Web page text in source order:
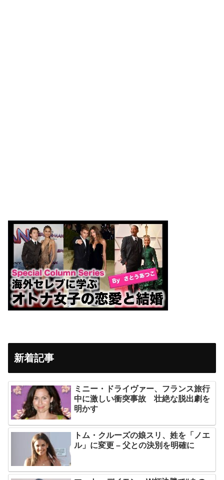
新着記事
ミニー・ドライヴァー、フランス旅行
中に激しい衝突事故 壮絶な脱出劇を
明かす
トム・クルーズの娘スリ、姓を「ノエ
ル」に変更 – 父との決別を明確に